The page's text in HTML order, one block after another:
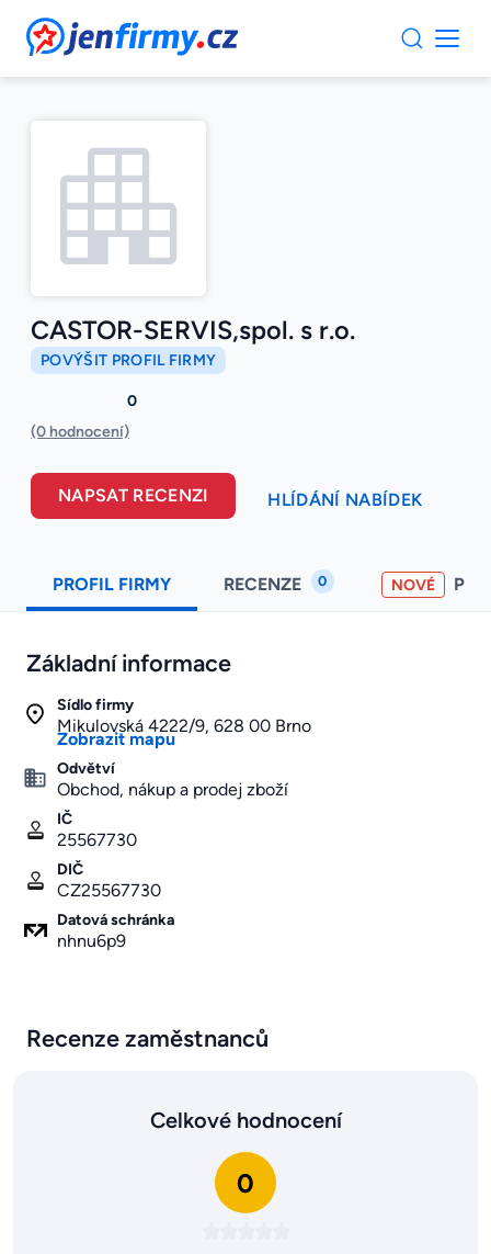
JenFirmy.cz
CASTOR-SERVIS,spol. s r.o.
POVÝŠIT PROFIL FIRMY
0
(0 hodnocení)
NAPSAT RECENZI HLÍDÁNÍ NABÍDEK
PROFIL FIRMY RECENZE 0 NOVÉ
Základní informace
Sídlo firmy
Mikulovská 4222/9, 628 00 Brno
Zobrazit mapu
Odvětví
Obchod, nákup a prodej zboží
IČ
25567730
DIČ
CZ25567730
Datová schránka
nhnu6p9
Recenze zaměstnanců
Celkové hodnocení
0